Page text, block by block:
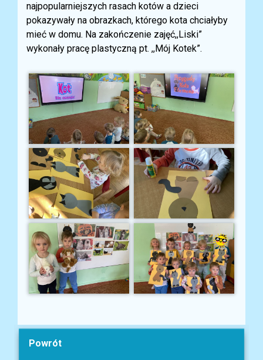
najpopularniejszych rasach kotów a dzieci
pokazywały na obrazkach, którego kota chciałyby
mieć w domu. Na zakończenie zajęć,,Liski”
wykonały pracę plastyczną pt. ,,Mój Kotek”.
Powrót